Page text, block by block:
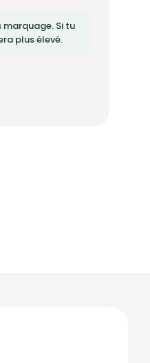
Si tu
plus élevé.